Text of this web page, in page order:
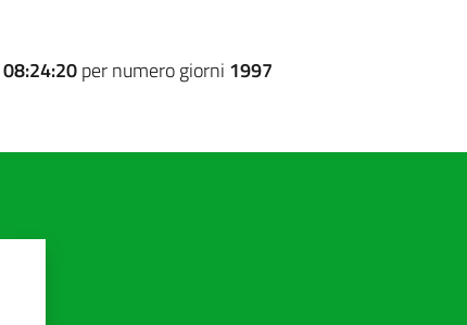
08:24:20per numero giorni 1997